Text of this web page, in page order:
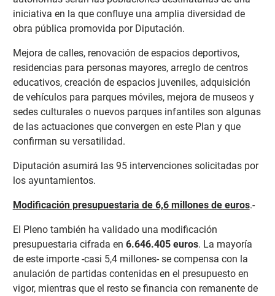
iniciativa en la que confluye una amplia diversidad de
obra pública promovida por Diputación.
Mejora de calles, renovación de espacios deportivos,
residencias para personas mayores, arreglo de centros
educativos, creación de espacios juveniles, adquisición
de vehículos para parques móviles, mejora de museos y
sedes culturales o nuevos parques infantiles son algunas
de las actuaciones que convergen en este Plan y que
confirman su versatilidad.
Diputación asumirá las 95 intervenciones solicitadas por
los ayuntamientos.
Modificación presupuestaria de 6,6 millones de euros.-
El Pleno también ha validado una modificación
presupuestaria cifrada en 6.646.405 euros. La mayoría
de este importe -casi 5,4 millones- se compensa con la
anulación de partidas contenidas en el presupuesto en
vigor, mientras que el resto se financia con remanente de